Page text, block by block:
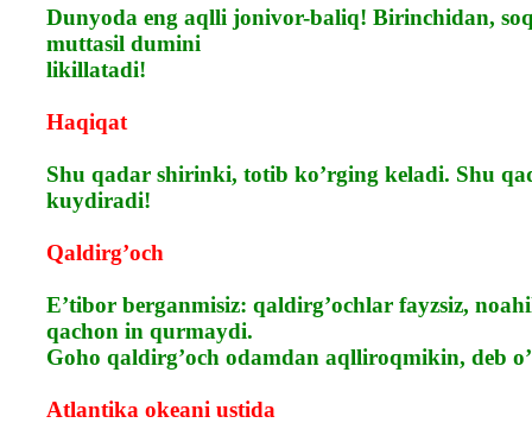
Dunyoda eng aqlli jonivor-baliq! Birinchidan,
muttasil dumini
likillatadi!
Haqiqat
Shu qadar shirinki, totib ko’rging keladi. Shu
kuydiradi!
Qaldirg’och
E’tibor berganmisiz: qaldirg’ochlar fayzsiz,
qachon in qurmaydi.
Goho qaldirg’och odamdan aqlliroqmikin, deb
Atlantika okeani ustida